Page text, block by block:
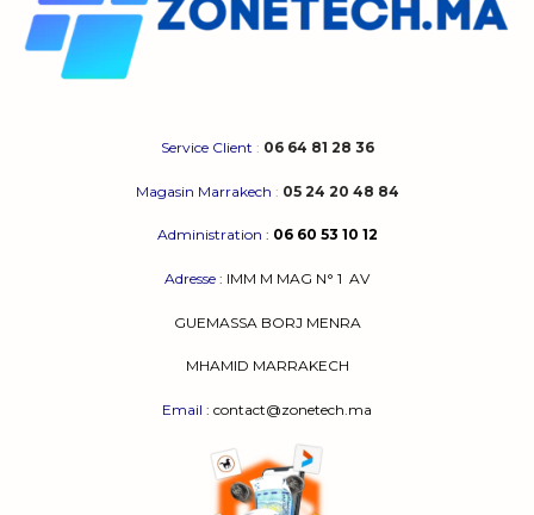
choisies
produit
Service Client : 06 64 81 28 36
Magasin Marrakech : 05 24 20 48 84
Administration : 06 60 53 10 12
Adresse : IMM M MAG N° 1 AV
GUEMASSA BORJ MENRA
MHAMID MARRAKECH
Email : contact@zonetech.ma